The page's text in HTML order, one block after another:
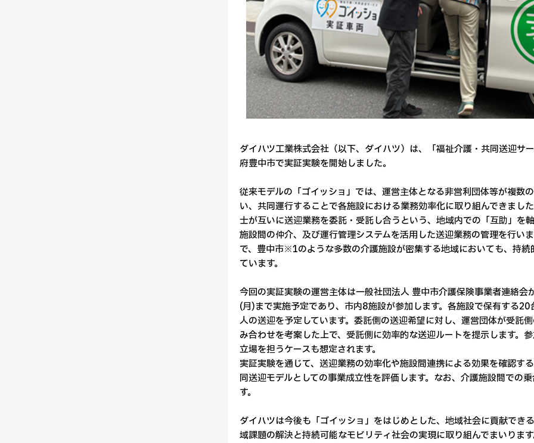
ダイハツ工業株式会社（以下、ダイハツ）は、「福祉介護・共同送迎サ
府豊中市で実証実験を開始しました。
従来モデルの「ゴイッショ」では、運営主体となる非営利団体等が複数
い、共同運行することで各施設における業務効率化に取り組んできまし
士が互いに送迎業務を委託・受託し合うという、地域内での「互助」を
施設間の仲介、及び運行管理システムを活用した送迎業務の管理を行い
で、豊中市※1のような多数の介護施設が密集する地域においても、持
ています。
今回の実証実験の運営主体は一般社団法人 豊中市介護保険事業者連絡
(月)まで実施予定であり、市内8施設が参加します。各施設で保有する
人の送迎を予定しています。委託側の送迎希望に対し、運営団体が受託
み合わせを考案した上で、受託側に効率的な送迎ルートを提示します。
立場を担うケースも想定されます。
実証実験を通じて、送迎業務の効率化や施設間連携による効果を確認す
同送迎モデルとしての事業成立性を評価します。なお、介護施設間で
す。
ダイハツは今後も「ゴイッショ」をはじめとした、地域社会に貢献でき
域課題の解決と持続可能なモビリティ社会の実現に取り組んでまいりま